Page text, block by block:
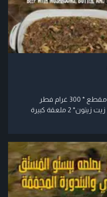
المقادير:* 500 غرام لحم عجل طري مقطع * 300 غرام فطر
طازج مقطع شرائح* 2 ملعقة كبيرة زيت زيتون* 2 ملعقة كبيرة